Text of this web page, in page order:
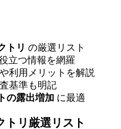
トリ の厳選リスト
立つ情報を網羅
や利用メリットを解説
基準も明記
の露出増加 に最適
トリ厳選リスト